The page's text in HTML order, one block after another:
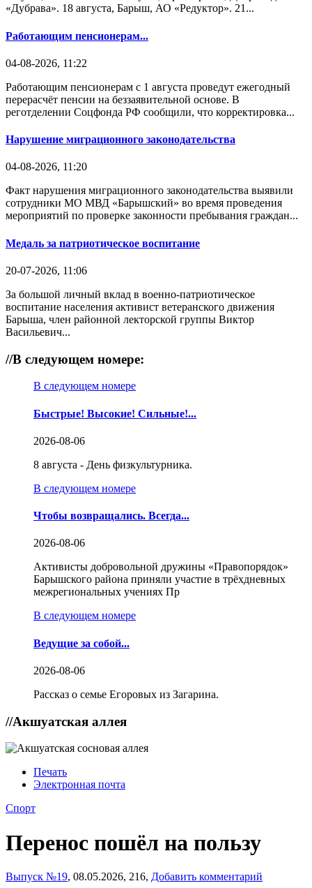
«Дубрава». 18 августа, Барыш, АО «Редуктор». 21...
Работающим пенсионерам...
04-08-2026, 11:22
Работающим пенсионерам с 1 августа проведут ежегодный
перерасчёт пенсии на беззаявительной основе. В
реготделении Соцфонда РФ сообщили, что корректировка...
Нарушение миграционного законодательства
04-08-2026, 11:20
Факт нарушения миграционного законодательства выявили
сотрудники МО МВД «Барышский» во время проведения
мероприятий по проверке законности пребывания граждан...
Медаль за патриотическое воспитание
20-07-2026, 11:06
За большой личный вклад в военно-патриотическое
воспитание населения активист ветеранского движения
Барыша, член районной лекторской группы Виктор
Васильевич...
//В следующем номере:
В следующем номере
Быстрые! Высокие! Сильные!...
2026-08-06
8 августа - День физкультурника.
В следующем номере
Чтобы возвращались. Всегда...
2026-08-06
Активисты добровольной дружины «Правопорядок»
Барышского района приняли участие в трёхдневных
межрегиональных учениях Пр
В следующем номере
Ведущие за собой...
2026-08-06
Рассказ о семье Егоровых из Загарина.
//Акшуатская аллея
Печать
Электронная почта
Спорт
Перенос пошёл на пользу
Выпуск №19, 08.05.2026, 216, Добавить комментарий